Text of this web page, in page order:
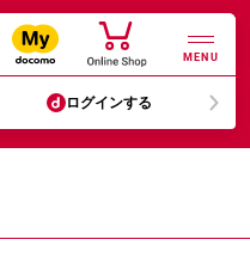
MENU
ログインする